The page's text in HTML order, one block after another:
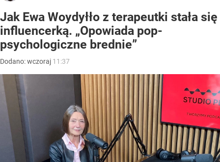
Jak Ewa Woydyłło z terapeutki stała się
influencerką. „Opowiada pop-
psychologiczne brednie”
Dodano:wczoraj 11:37